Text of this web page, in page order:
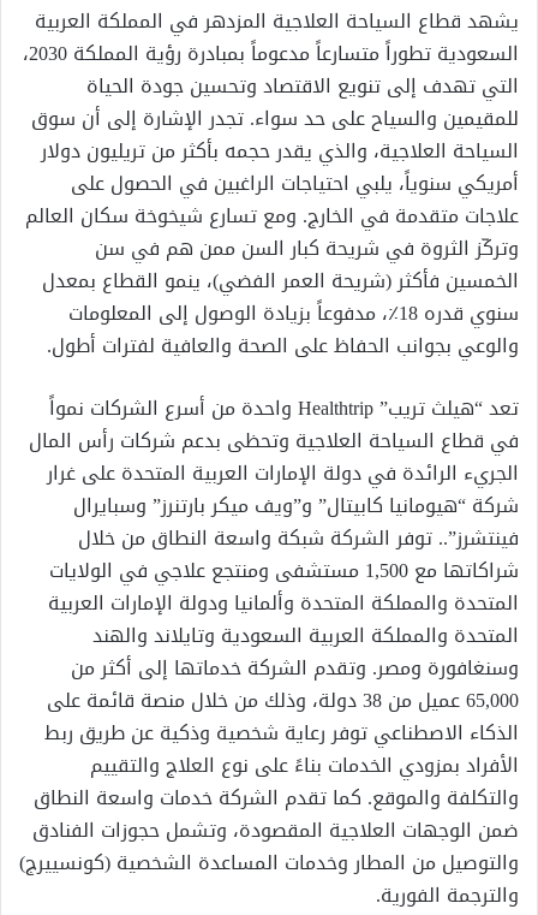
يشهد قطاع السياحة العلاجية المزدهر في المملكة العربية
السعودية تطوراً متسارعاً مدعوماً بمبادرة رؤية المملكة 2030،
التي تهدف إلى تنويع الاقتصاد وتحسين جودة الحياة
للمقيمين والسياح على حد سواء. تجدر الإشارة إلى أن سوق
السياحة العلاجية، والذي يقدر حجمه بأكثر من تريليون دولار
أمريكي سنوياً، يلبي احتياجات الراغبين في الحصول على
علاجات متقدمة في الخارج. ومع تسارع شيخوخة سكان العالم
وتركّز الثروة في شريحة كبار السن ممن هم في سن
الخمسين فأكثر (شريحة العمر الفضي)، ينمو القطاع بمعدل
سنوي قدره 18٪، مدفوعاً بزيادة الوصول إلى المعلومات
والوعي بجوانب الحفاظ على الصحة والعافية لفترات أطول.
تعد “هيلث تريب” Healthtrip واحدة من أسرع الشركات نمواً
في قطاع السياحة العلاجية وتحظى بدعم شركات رأس المال
الجريء الرائدة في دولة الإمارات العربية المتحدة على غرار
شركة “هيومانيا كابيتال” و”ويف ميكر بارتنرز” وسبايرال
فينتشرز”.. توفر الشركة شبكة واسعة النطاق من خلال
شراكاتها مع 1,500 مستشفى ومنتجع علاجي في الولايات
المتحدة والمملكة المتحدة وألمانيا ودولة الإمارات العربية
المتحدة والمملكة العربية السعودية وتايلاند والهند
وسنغافورة ومصر. وتقدم الشركة خدماتها إلى أكثر من
65,000 عميل من 38 دولة، وذلك من خلال منصة قائمة على
الذكاء الاصطناعي توفر رعاية شخصية وذكية عن طريق ربط
الأفراد بمزودي الخدمات بناءً على نوع العلاج والتقييم
والتكلفة والموقع. كما تقدم الشركة خدمات واسعة النطاق
ضمن الوجهات العلاجية المقصودة، وتشمل حجوزات الفنادق
والتوصيل من المطار وخدمات المساعدة الشخصية (كونسييرج)
والترجمة الفورية.